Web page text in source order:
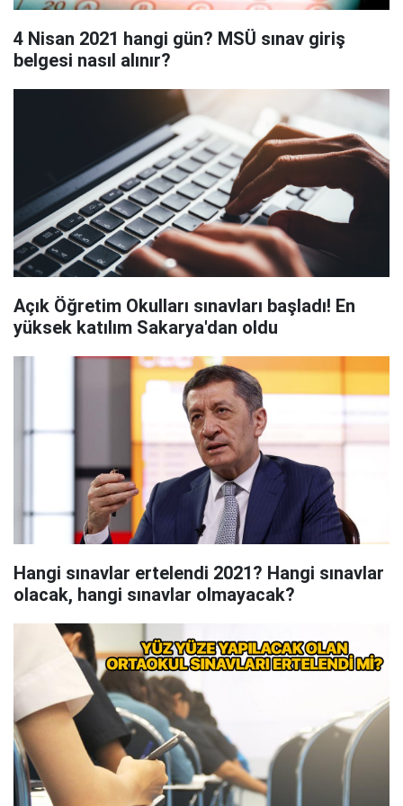
4 Nisan 2021 hangi gün? MSÜ sınav giriş
belgesi nasıl alınır?
Açık Öğretim Okulları sınavları başladı! En
yüksek katılım Sakarya'dan oldu
Hangi sınavlar ertelendi 2021? Hangi sınavlar
olacak, hangi sınavlar olmayacak?